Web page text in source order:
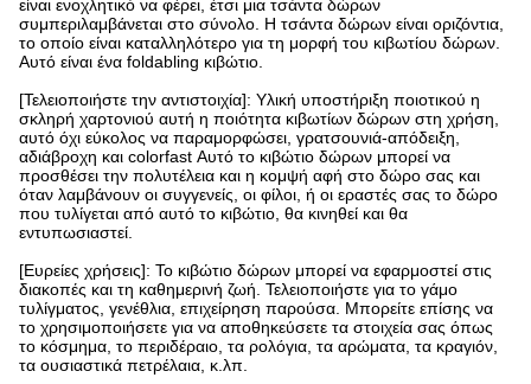
είναι ενοχλητικό να φέρει, έτσι μια τσάντα δώρων
συμπεριλαμβάνεται στο σύνολο. Η τσάντα δώρων είναι οριζόντια,
το οποίο είναι καταλληλότερο για τη μορφή του κιβωτίου δώρων.
Αυτό είναι ένα foldabling κιβώτιο.
[Τελειοποιήστε την αντιστοιχία]: Υλική υποστήριξη ποιοτικού η
σκληρή χαρτονιού αυτή η ποιότητα κιβωτίων δώρων στη χρήση,
αυτό όχι εύκολος να παραμορφώσει, γρατσουνιά-απόδειξη,
αδιάβροχη και colorfast Αυτό το κιβώτιο δώρων μπορεί να
προσθέσει την πολυτέλεια και η κομψή αφή στο δώρο σας και
όταν λαμβάνουν οι συγγενείς, οι φίλοι, ή οι εραστές σας το δώρο
που τυλίγεται από αυτό το κιβώτιο, θα κινηθεί και θα
εντυπωσιαστεί.
[Ευρείες χρήσεις]: Το κιβώτιο δώρων μπορεί να εφαρμοστεί στις
διακοπές και τη καθημερινή ζωή. Τελειοποιήστε για το γάμο
τυλίγματος, γενέθλια, επιχείρηση παρούσα. Μπορείτε επίσης να
το χρησιμοποιήσετε για να αποθηκεύσετε τα στοιχεία σας όπως
το κόσμημα, το περιδέραιο, τα ρολόγια, τα αρώματα, τα κραγιόν,
τα ουσιαστικά πετρέλαια, κ.λπ.